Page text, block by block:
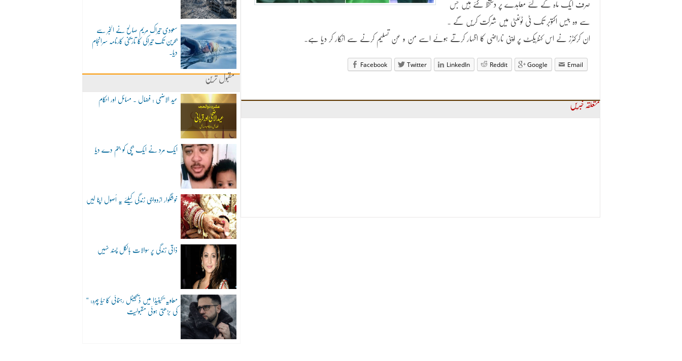
سعودی تیراک مریم صالح نے الخبر سے
بحرین تک تیراکی کا تاریخی کارنامہ سرانجام
دیا۔
مقبول ترین
عید الاضحی : فضال ۔ مسائل اور احکام
ایک مرد نے ایک بچی کو جنم دے دیا
خوشگوار ازدواجی زندگی کیلئے یہ اُصول اپنا لیں
ذاتی زندگی پر سوالات بالکل پسند نہیں
“معاویہ”کینیڈا میں ڈیجیٹل رہنمائی کا نیا چہرہ:
کی بڑھتی ہوئی مقبولیت
صرف ایک ماہ کے لئے معاہدے پر دستخظ کئے ہیں جس
سے وہ بیس اکتوبر تک ٹی ٹوئنٹی میں شرکت کریں گے ۔
ان کرکٹرز نے اس کنٹریکٹ پر اپنی ناراضی کا اظہار کرتے ہوئے اسے من و عن تسلیم کرنے سے انکار کر دیا ہے۔
Facebook Twitter LinkedIn Reddit Google Email
متعلقہ خبریں